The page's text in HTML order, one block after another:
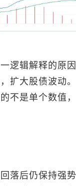
逻辑解释的原
扩大股债波动
不是单个数值
落后仍保持强